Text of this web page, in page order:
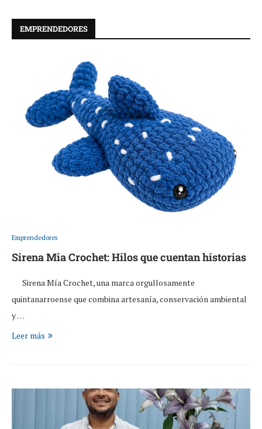
EMPRENDEDORES
Emprendedores
Sirena Mia Crochet: Hilos que cuentan historias
Sirena Mía Crochet, una marca orgullosamente
quintanarroense que combina artesanía, conservación ambiental
y …
Leer más